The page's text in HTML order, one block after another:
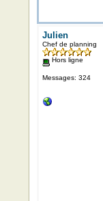
Julien
Chef de planning
Hors ligne
Messages: 324